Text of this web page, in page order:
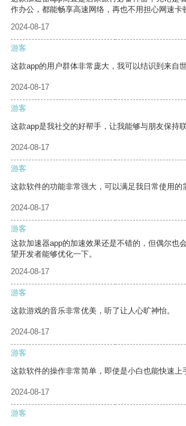
作办公，都能畅享高速网络，再也不用担心网速卡
2024-08-17
游客
这款app的用户群体非常庞大，我可以结识到来自
2024-08-17
游客
这款app是我社交的好帮手，让我能够与朋友保持
2024-08-17
游客
这款软件的功能非常强大，可以满足我日常使用的
2024-08-17
游客
这款加速器app的加速效果还是不错的，但偶尔也
望开发者能够优化一下。
2024-08-17
游客
这款游戏的音乐非常优美，听了让人心旷神怡。
2024-08-17
游客
这款软件的操作非常简单，即使是小白也能快速上
2024-08-17
游客